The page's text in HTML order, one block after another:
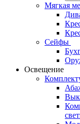
Мягкая
Сейфы
Освещение